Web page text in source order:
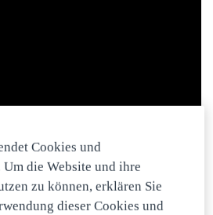
Cookies und
die Website und ihre
zu können, erklären Sie
dieser Cookies und